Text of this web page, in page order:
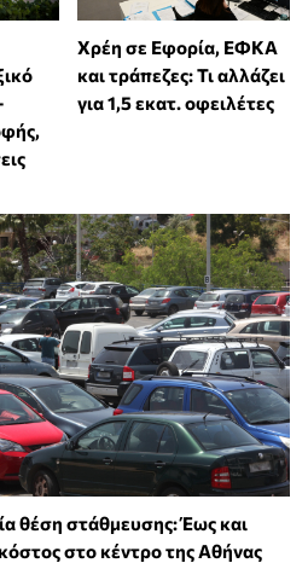
Χρέη σε Εφορία, ΕΦΚΑ
και τράπεζες: Τι αλλάζει
για 1,5 εκατ. οφειλέτες
θέση στάθμευσης: Έως και
στο κέντρο της Αθήνας